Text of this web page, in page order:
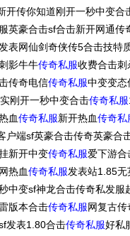
开传你知道刚开一秒中变合
英豪合击sf合击新开网通传
表网仙剑奇侠传5合击技特
影牛牛传奇私服收费合击
传奇电信传奇私服中变变态
刚开一秒中变合击传奇私服
血传奇私服新开热血传奇私
户端sf英豪合击传奇英豪合
新开中变传奇私服爱下游合
热血传奇私服发表站1.85无
中变sf神龙合击传奇私发
版本合击传奇私服网复古
发表1.80合击传奇私服好私